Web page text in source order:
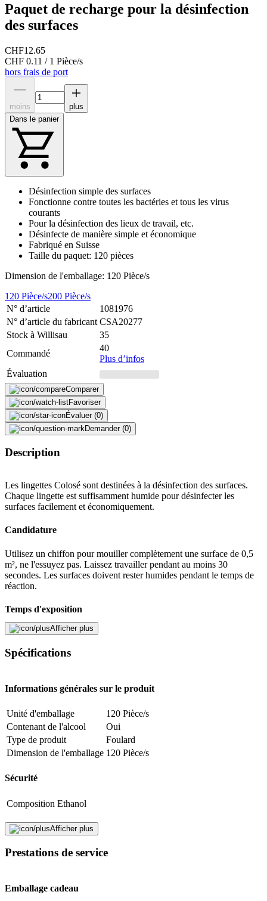
Paquet de recharge pour la désinfection
des surfaces
CHF12.65
CHF 0.11 / 1 Pièce/s
hors frais de port
moins
plus
Dans le panier
Désinfection simple des surfaces
Fonctionne contre toutes les bactéries et tous les virus
courants
Pour la désinfection des lieux de travail, etc.
Désinfecte de manière simple et économique
Fabriqué en Suisse
Taille du paquet: 120 pièces
Dimension de l'emballage: 120 Pièce/s
120 Pièce/s200 Pièce/s
N° d’article
1081976
N° d’article du fabricant CSA20277
Stock à Willisau
35
Commandé
40
Plus d’infos
Évaluation
Comparer
Favoriser
Évaluer (0)
Demander (0)
Description
Les lingettes Colosé sont destinées à la désinfection des surfaces.
Chaque lingette est suffisamment humide pour désinfecter les
surfaces facilement et économiquement.
Candidature
Utilisez un chiffon pour mouiller complètement une surface de 0,5
m², ne l'essuyez pas. Laissez travailler pendant au moins 30
secondes. Les surfaces doivent rester humides pendant le temps de
réaction.
Temps d'exposition
bactéries standard - 30 secondes, mycobactéries - 60 secondes,
secondes
Utiliser les biocides avec précaution. Toujours lire l'étiquette et les
informations sur le produit avant de l'utiliser
Signaler une erreur
Description
Signaler des données erronées
Consignes de sécurité
Afficher plus
Spécifications
Informations générales sur le produit
Unité d'emballage
120 Pièce/s
Contenant de l'alcool
Oui
Type de produit
Foulard
Dimension de l'emballage 120 Pièce/s
Sécurité
Composition Ethanol
Durabilité
Durabilité
Non spécifié
Mentions légales
Afficher plus
Prestations de service
Emballage cadeau